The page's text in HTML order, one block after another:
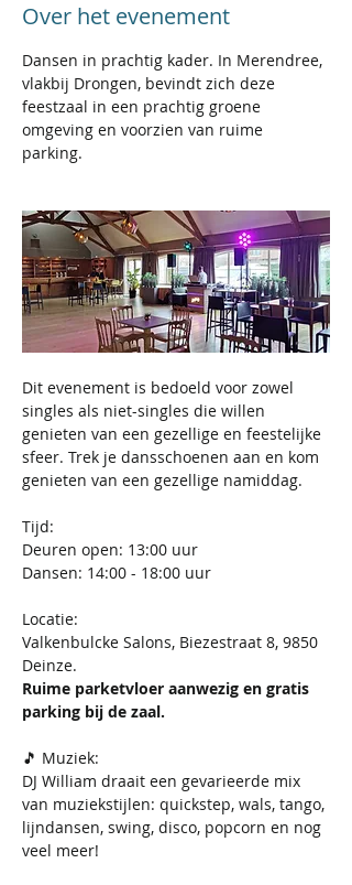
Over het evenement
Dansen in prachtig kader. In Merendree,
vlakbij Drongen, bevindt zich deze
feestzaal in een prachtig groene
omgeving en voorzien van ruime
parking.
Dit evenement is bedoeld voor zowel
singles als niet-singles die willen
genieten van een gezellige en feestelijke
sfeer. Trek je dansschoenen aan en kom
genieten van een gezellige namiddag.
Tijd:
Deuren open: 13:00 uur
Dansen: 14:00 - 18:00 uur
Locatie:
Valkenbulcke Salons, Biezestraat 8, 9850
Deinze.
Ruime parketvloer aanwezig en gratis
parking bij de zaal.
🎵 Muziek:
DJ William draait een gevarieerde mix
van muziekstijlen: quickstep, wals, tango,
lijndansen, swing, disco, popcorn en nog
veel meer!